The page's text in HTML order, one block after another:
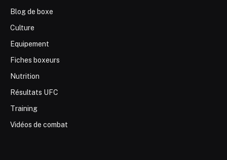
Blog de boxe
Culture
Equipement
Fiches boxeurs
Nutrition
Résultats UFC
Training
Vidéos de combat